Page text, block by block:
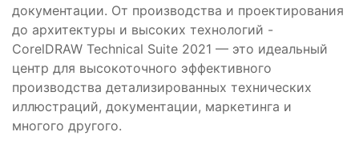
документации. От производства и проектирования
до архитектуры и высоких технологий -
CorelDRAW Technical Suite 2021 — это идеальный
центр для высокоточного эффективного
производства детализированных технических
иллюстраций, документации, маркетинга и
многого другого.